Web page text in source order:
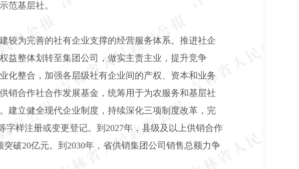
范基层社。
较为完善的社有企业支撑的经营服务体系。推进社企
益整体划转至集团公司，做实主责主业，提升竞争
化整合，加强各层级社有企业间的产权、资本和业务
销合作社合作发展基金，统筹用于为农服务和基层社
建立健全现代企业制度，持续深化三项制度改革，完
字样注册或变更登记。到 2027年，县级及以上供销合作
突破20亿元。到 2030年，省供销集团公司销售总额力争